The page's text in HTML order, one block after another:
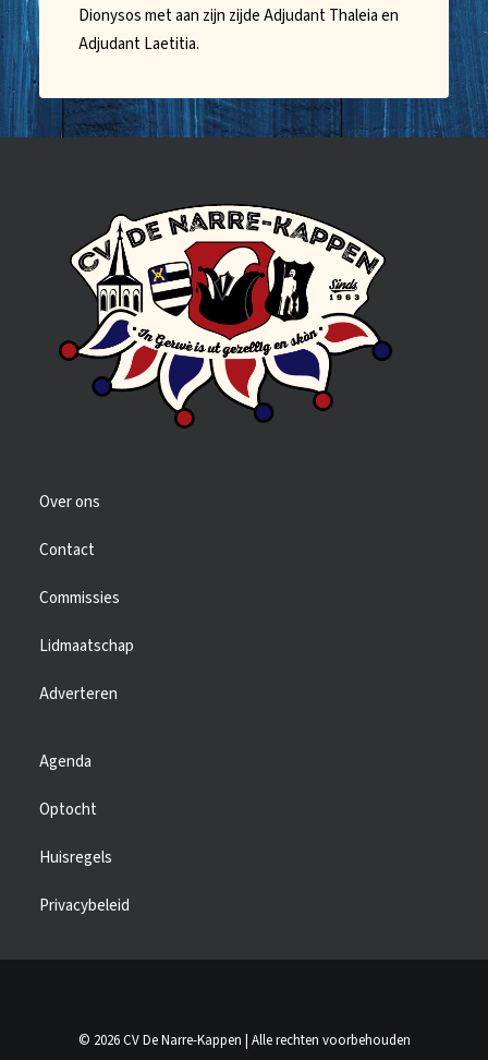
Dionysos met aan zijn zijde Adjudant Thaleia en
Adjudant Laetitia.
Over ons
Contact
Commissies
Lidmaatschap
Adverteren
Agenda
Optocht
Huisregels
Privacybeleid
© 2026 CV De Narre-Kappen | Alle rechten voorbehouden